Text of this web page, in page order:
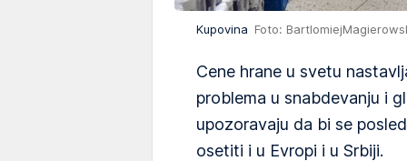
Kupovina Foto:
Cene hrane u svetu
problema u snabdevanju i
upozoravaju da bi se
osetiti i u Evropi i u Srbiji.